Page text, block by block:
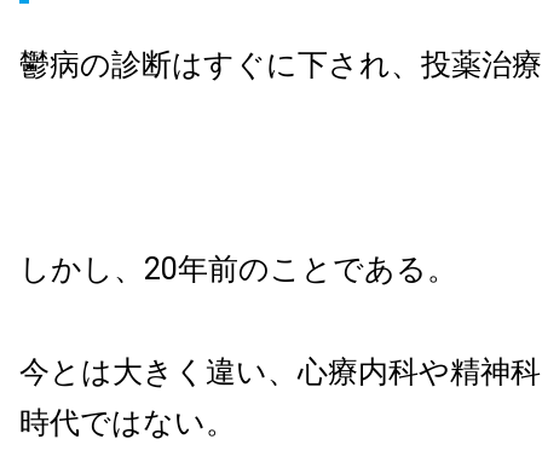
鬱病の診断はすぐに下され、投薬治
しかし、20年前のことである。
今とは大きく違い、心療内科や精神
時代ではない。